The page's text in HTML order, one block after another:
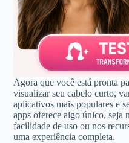
Agora que você está pronta
visualizar seu cabelo curto,
aplicativos mais populares e
apps oferece algo único, seja
facilidade de uso ou nos
uma experiência completa.